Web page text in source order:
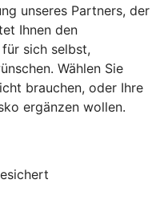
unseres Partners, der
Ihnen den
sich selbst,
Wählen Sie
brauchen, oder Ihre
ergänzen wollen.